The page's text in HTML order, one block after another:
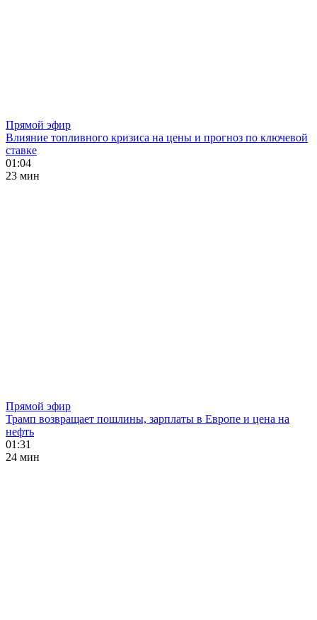
Прямой эфир
Влияние топливного кризиса на цены и прогноз по ключевой
ставке
01:04
23 мин
Прямой эфир
Трамп возвращает пошлины, зарплаты в Европе и цена на
нефть
01:31
24 мин